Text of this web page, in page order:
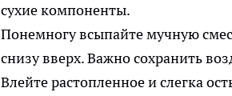
сухие компоненты.
Понемногу всыпайте мучную
снизу вверх. Важно сохранить
Влейте растопленное и слегка